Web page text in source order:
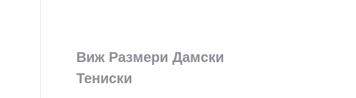
Виж Размери Дамски
Тениски